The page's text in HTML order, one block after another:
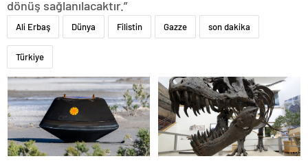
dönüş sağlanılacaktır.”
Ali Erbaş Dünya Filistin Gazze son dakika
Türkiye